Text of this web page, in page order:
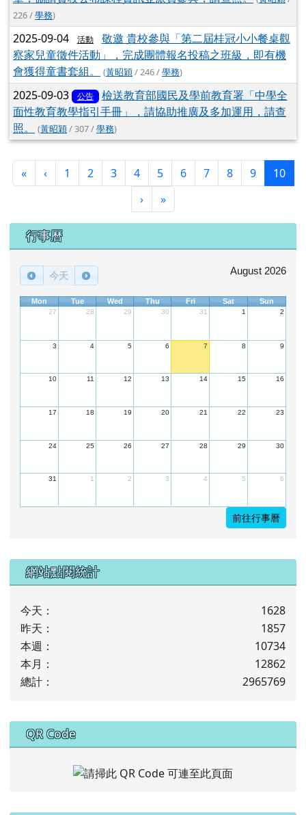
226 /學務)
2025-09-04 活動
敬邀 貴校參與「第二屆桂冠小小餐桌觀
察家兒童徵件活動」，完成團體報名投稿之班級，即有機
會獲得童書套組。
(黃昭穎/ 246 /學務)
2025-09-03 公告
檢送教育部國民及學前教育署「中學全
面性教育教學指引手冊」，請協助推廣及多加運用，請查
照。
(黃昭穎/ 307 /學務)
«第一頁
‹上一頁
1 2 3 4 5 6 7 8 9 10(目
›下一頁
»最後頁
下中區域內容
行事曆
今天 August 2026
Mon Tue Wed Thu Fri Sat Sun
27 28 29 30 31 1 2
3 4 5 6 7 8 9
10 11 12 13 14 15 16
17 18 19 20 21 22 23
24 25 26 27 28 29 30
31 1 2 3 4 5 6
前往行事曆
下中左區域內容
網站點閱統計
今天：
1628
昨天：
1857
本週：
10734
本月：
12862
總計：
2965769
下中右區域內容
QR Code